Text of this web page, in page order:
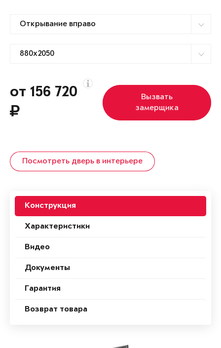
от 156 720
Вызвать
замерщика
Посмотреть дверь в интерьере
Конструкция
Характеристики
Видео
Документы
Гарантия
Возврат товара